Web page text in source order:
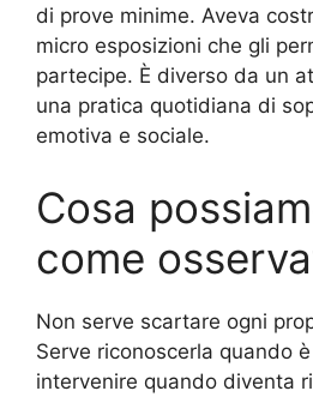
di prove minime. Aveva
micro esposizioni che gli
partecipe. È diverso da un
una pratica quotidiana di
emotiva e sociale.
Cosa
come
Non serve scartare ogni
Serve riconoscerla quando
intervenire quando diventa